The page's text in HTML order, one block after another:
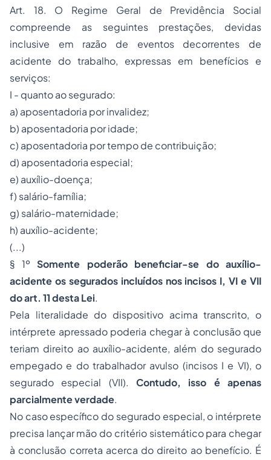
Art. 18. O Regime Geral de Previdência Social
compreende as seguintes prestações, devidas
inclusive em razão de eventos decorrentes de
acidente do trabalho, expressas em benefícios e
serviços:
I - quanto ao segurado:
a) aposentadoria por invalidez;
b) aposentadoria por idade;
c) aposentadoria por tempo de contribuição;
d) aposentadoria especial;
e) auxílio-doença;
f) salário-família;
g) salário-maternidade;
h) auxílio-acidente;
(...)
§ 1º Somente poderão beneficiar-se do auxílio-
acidente os segurados incluídos nos incisos I, VI e VII
do art. 11 desta Lei.
Pela literalidade do dispositivo acima transcrito, o
intérprete apressado poderia chegar à conclusão que
teriam direito ao auxílio-acidente, além do segurado
empegado e do trabalhador avulso (incisos I e VI), o
segurado especial (VII). Contudo, isso é apenas
parcialmente verdade.
No caso específico do segurado especial, o intérprete
precisa lançar mão do critério sistemático para chegar
à conclusão correta acerca do direito ao benefício. É